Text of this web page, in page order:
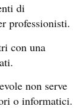
di
professionisti.
con una
non serve
o informatici.